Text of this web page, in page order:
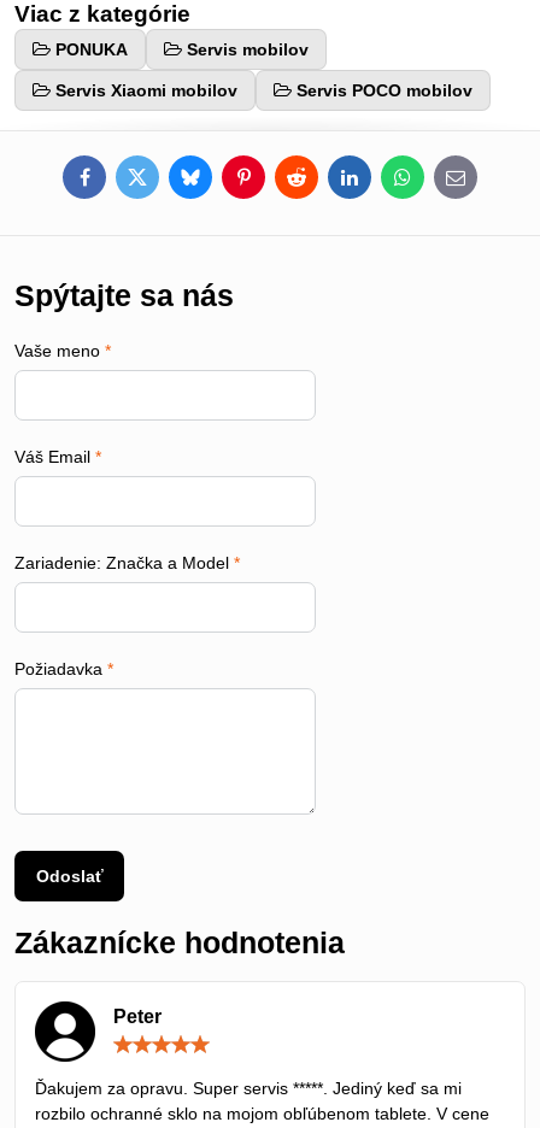
Viac z kategórie
PONUKA Servis mobilov
Servis Xiaomi mobilov Servis POCO mobilov
FacebookTwitterBlueskyPinterestRedditLinkedInWhatsApp
E-
mail
Spýtajte sa nás
Vaše meno *
Váš Email *
Zariadenie: Značka a Model *
Požiadavka *
Odoslať
Zákaznícke hodnotenia
Peter
5
Ďakujem za opravu. Super servis *****. Jediný keď sa mi
rozbilo ochranné sklo na mojom obľúbenom tablete. V cene